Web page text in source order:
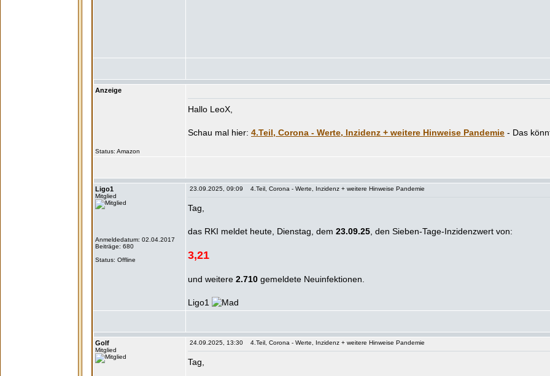
Anzeige
Status:
Hallo LeoX,
4.Teil, Corona - Werte, Inzidenz + weitere Hinweise Pandemie
Ligo1
Mitglied
Anmeldedatum: 02.04.2017
Beiträge: 680
Status: Offline
23.09.2025, 09:09 4.Teil, Corona - Werte, Inzidenz + weitere Hinweise Pandemie
Tag,
das RKI meldet heute, Dienstag, dem 23.09.25 , den Sieben-Tage-Inzidenzwert von:
3,21
und weitere 2.710 gemeldete Neuinfektionen.
Ligo1
Golf
Mitglied
24.09.2025, 13:30 4.Teil, Corona - Werte, Inzidenz + weitere Hinweise Pandemie
Tag,